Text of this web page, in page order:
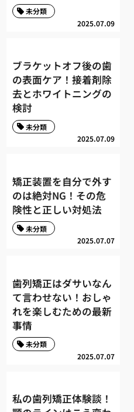
2025.07.09
未分類
ブラケットオフ後の歯
の表面ケア！接着剤除
去とホワイトニングの
検討
2025.07.09
未分類
矯正装置を自分で外す
のは絶対NG！その危
険性と正しい対処法
2025.07.07
未分類
歯列矯正はダサいなん
て言わせない！おしゃ
れを楽しむための最新
事情
2025.07.07
未分類
私の歯列矯正体験談！